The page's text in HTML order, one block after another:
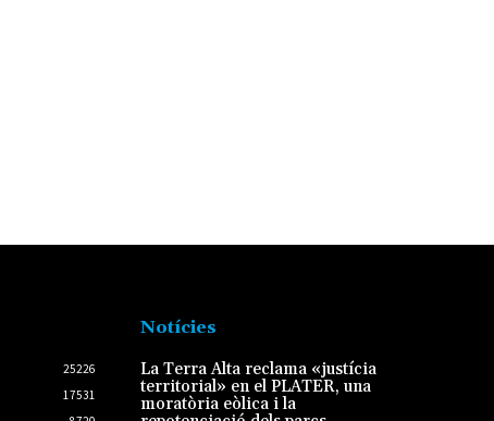
25226
17531
Notícies
La Terra Alta reclama «justícia
territorial» en el PLATER, una
moratòria eòlica i la